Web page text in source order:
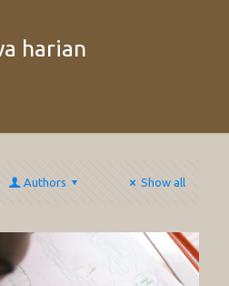
harian
Authors Show all